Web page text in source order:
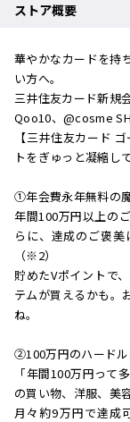
ストア概要
華やかなカードを持
い方へ。
三井住友カード新規
Qoo10、@cosme
【三井住友カード
トをぎゅっと凝縮し
①年会費永年無料の
年間100万円以上の
らに、達成のご褒
（※2）
貯めたVポイントで
テムが買えるかも。
ね。
②100万円のハードル
「年間100万円って
の買い物、洋服、美
月々約9万円で達成